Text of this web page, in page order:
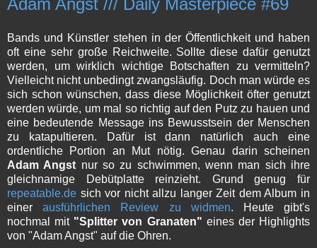
Adam Angst /// Daily Masterpiece #69
Bands und Künstler stehen in der Öffentlichkeit und haben
oft eine sehr große Reichweite. Sollte diese dafür genutzt
werden, um wirklich wichtige Botschaften zu vermitteln?
Vielleicht nicht unbedingt zwangsläufig. Doch man würde es
sich schon wünschen, dass diese Möglichkeit öfter genutzt
werden würde, um mal so richtig auf den Putz zu hauen und
eine bedeutende Message ins Bewusstsein der Menschen
zu katapultieren. Dafür ist dann natürlich auch eine
ordentliche Portion an Mut nötig. Genau darin scheinen
Adam Angst nur so zu schwimmen, wenn man sich ihre
gleichnamige Debütplatte reinzieht. Grund genug für
repeatable.de sich vor nicht allzu langer Zeit dem Album in
einerausführlichen Review zu widmen. Heute gibt's
nochmal mit "Splitter von Granaten" eines der Highlights
von "Adam Angst" auf die Ohren.